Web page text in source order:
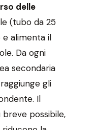
delle
(tubo da 25
alimenta il
Da ogni
secondaria
gli
Il
possibile,